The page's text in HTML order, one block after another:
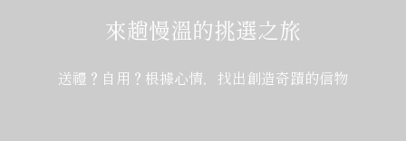
來趟慢溫的挑選之旅
送禮？自用？根據心情，找出創造奇蹟的信物